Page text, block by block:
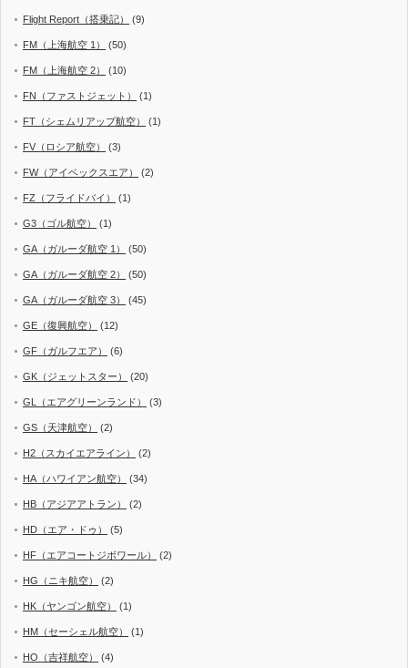
Flight Report（搭乗記） (9)
FM（上海航空 1） (50)
FM（上海航空 2） (10)
FN（ファストジェット） (1)
FT（シェムリアップ航空） (1)
FV（ロシア航空） (3)
FW（アイベックスエア） (2)
FZ（フライドバイ） (1)
G3（ゴル航空） (1)
GA（ガルーダ航空 1） (50)
GA（ガルーダ航空 2） (50)
GA（ガルーダ航空 3） (45)
GE（復興航空） (12)
GF（ガルフエア） (6)
GK（ジェットスター） (20)
GL（エアグリーンランド） (3)
GS（天津航空） (2)
H2（スカイエアライン） (2)
HA（ハワイアン航空） (34)
HB（アジアアトラン） (2)
HD（エア・ドゥ） (5)
HF（エアコートジボワール） (2)
HG（ニキ航空） (2)
HK（ヤンゴン航空） (1)
HM（セーシェル航空） (1)
HO（吉祥航空） (4)